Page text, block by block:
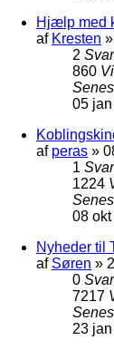
Hjælp med
af Kresten »
2 Svar
860
05
af peras »
1 Svar
1224
08
Nyheder til
af Søren »
0 Svar
7217
23